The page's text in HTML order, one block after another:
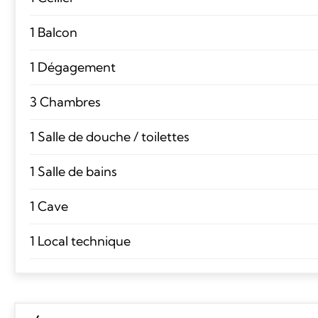
1 Balcon
1 Dégagement
3 Chambres
1 Salle de douche / toilettes
1 Salle de bains
1 Cave
1 Local technique